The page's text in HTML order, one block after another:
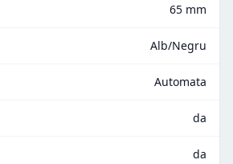
65 mm
Alb/Negru
Automata
da
da